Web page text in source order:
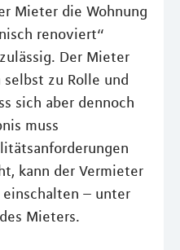
Mieter die Wohnung
renoviert“
Der Mieter
zu Rolle und
sich aber dennoch
muss
kann der Vermieter
einschalten – unter
Mieters.